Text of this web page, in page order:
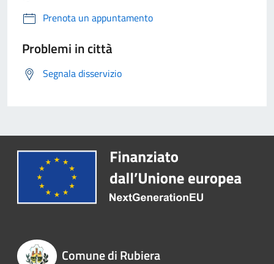
Prenota un appuntamento
Problemi in città
Segnala disservizio
Comune di Rubiera